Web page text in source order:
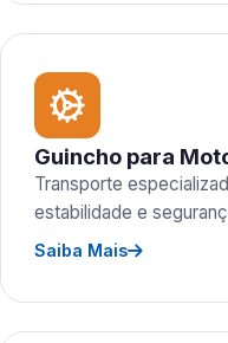
Guincho para
Transporte
estabilidade e
Saiba Mais